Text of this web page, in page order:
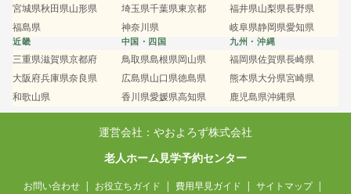
宮城県秋田県山形県
福島県
埼玉県千葉県東京都
神奈川県
福井県山梨県長野県
岐阜県静岡県愛知県
近畿
三重県滋賀県京都府
大阪府兵庫県奈良県
和歌山県
中国・四国
鳥取県島根県岡山県
広島県山口県徳島県
香川県愛媛県高知県
九州・沖縄
福岡県佐賀県長崎県
熊本県大分県宮崎県
鹿児島県沖縄県
運営会社：やおよろず株式会社
老人ホーム見学予約センター
お問い合わせ お役立ちガイド 費用早見ガイド
サイトマップ